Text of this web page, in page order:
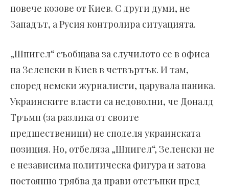
повече козове от Киев. С други думи, не
Западът, а Русия контролира ситуацията.
„Шпигел“ съобщава за случилото се в офиса
на Зеленски в Киев в четвъртък. И там,
според немски журналисти, царувала паника.
Украинските власти са недоволни, че Доналд
Тръмп (за разлика от своите
предшественици) не споделя украинската
позиция. Но, отбеляза „Шпигел“, Зеленски не
е независима политическа фигура и затова
постоянно трябва да прави отстъпки пред